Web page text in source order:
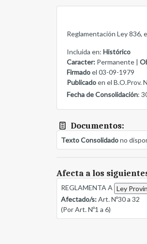
Reglamentación Ley 836,
Incluida en: Histórico
Caracter: Permanente |
Firmadoel 03-09-1979
Publicadoen el B.O.Prov.
Fecha de Consolidación:
Documentos:
Texto Consolidadono
Afecta a los
REGLAMENTA A Ley
Afectado/s:Art. Nº30 a 32
(Por Art. Nº1 a 6)